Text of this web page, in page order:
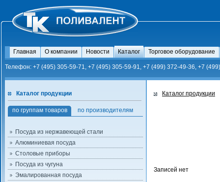
Главная О компании Новости Каталог Торговое оборудование
Телефон: +7 (495) 305-59-71, +7 (495) 305-59-91, +7 (499) 372-49-36, +7
Каталог продукции
по группам товаров по производителям
Посуда из нержавеющей стали
Алюминиевая посуда
Столовые приборы
Посуда из чугуна
Эмалированная посуда
Каталог продукции
Записей нет